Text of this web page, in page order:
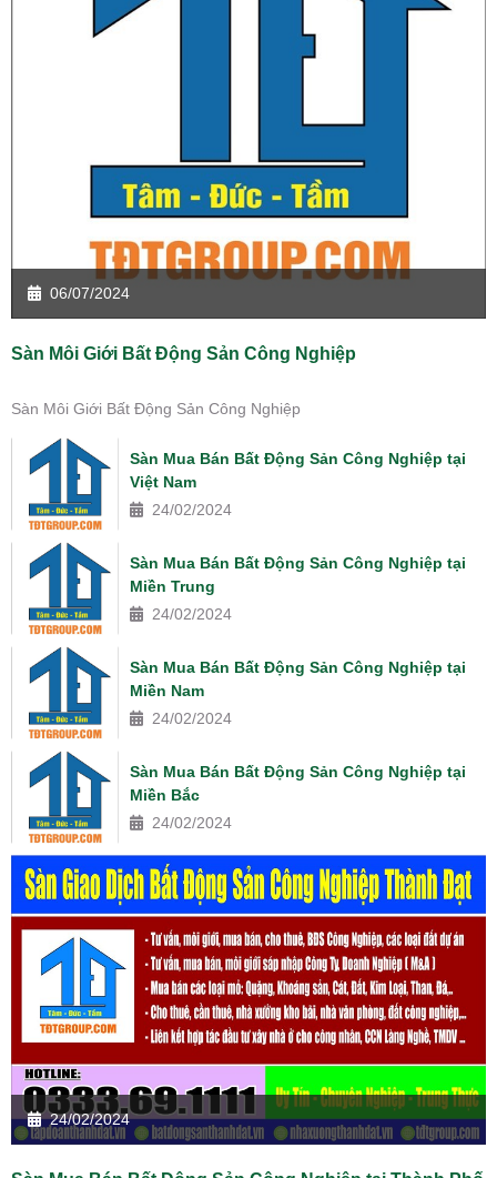
06/07/2024
Sàn Môi Giới Bất Động Sản Công Nghiệp
Sàn Môi Giới Bất Động Sản Công Nghiệp
Sàn Mua Bán Bất Động Sản Công Nghiệp tại
Việt Nam
24/02/2024
Sàn Mua Bán Bất Động Sản Công Nghiệp tại
Miền Trung
24/02/2024
Sàn Mua Bán Bất Động Sản Công Nghiệp tại
Miền Nam
24/02/2024
Sàn Mua Bán Bất Động Sản Công Nghiệp tại
Miền Bắc
24/02/2024
24/02/2024